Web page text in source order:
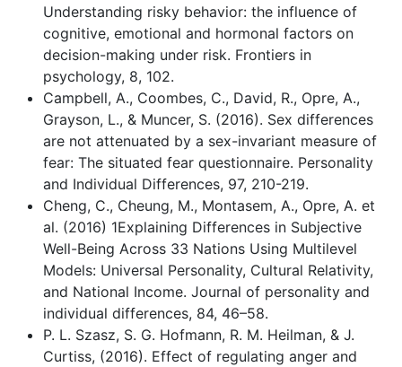
Understanding risky behavior: the influence of
cognitive, emotional and hormonal factors on
decision-making under risk. Frontiers in
psychology, 8, 102.
Campbell, A., Coombes, C., David, R., Opre, A.,
Grayson, L., & Muncer, S. (2016). Sex differences
are not attenuated by a sex-invariant measure of
fear: The situated fear questionnaire. Personality
and Individual Differences, 97, 210-219.
Cheng, C., Cheung, M., Montasem, A., Opre, A. et
al. (2016) 1Explaining Differences in Subjective
Well-Being Across 33 Nations Using Multilevel
Models: Universal Personality, Cultural Relativity,
and National Income. Journal of personality and
individual differences, 84, 46–58.
P. L. Szasz, S. G. Hofmann, R. M. Heilman, & J.
Curtiss, (2016). Effect of regulating anger and